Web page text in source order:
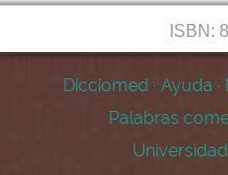
ISBN:
Dicciomed · Ayuda ·
Palabras